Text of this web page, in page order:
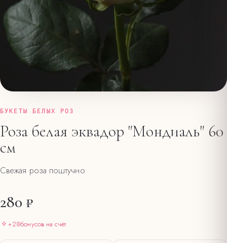
БУКЕТЫ БЕЛЫХ РОЗ
Роза белая эквадор "Мондиаль" 60
см
Свежая роза поштучно
280 ₽
+28бонусов на счёт